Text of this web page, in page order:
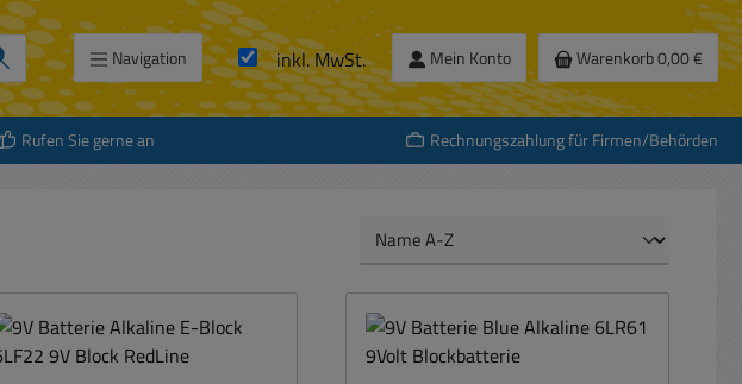
Navigation inkl. MwSt. Mein Konto Warenkorb0,00 €
Rufen Sie gerne an Rechnungszahlung für Firmen/Behörden